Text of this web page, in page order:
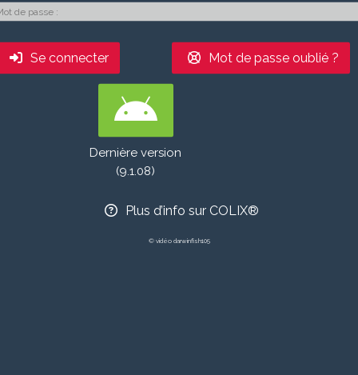
Se connecter Mot de passe oublié ?
Dernière version
(9.1.08)
Plus d’info sur COLIX®
© vidéo darwinfish105